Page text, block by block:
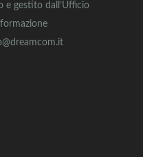
e gestito dall’Ufficio